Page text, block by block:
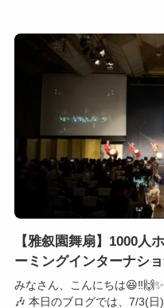
【雅叙園舞扇】1000人
ーミングインターナショ
みなさん、こんにちは
🎶 本日のブログでは、7/3(